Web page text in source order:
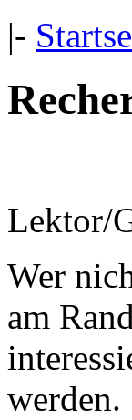
|-
Lektor/
Wer
am
werden.